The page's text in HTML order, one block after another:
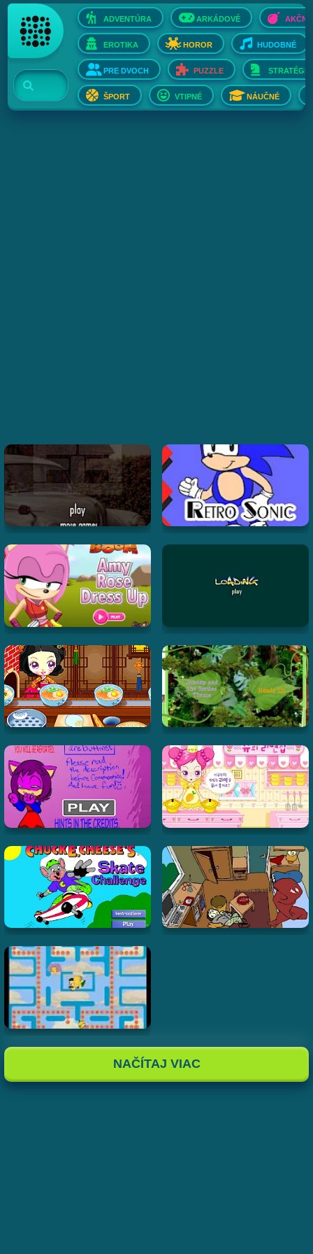
ADVENTÚRA ARKÁDOVÉ AKČNÉ
EROTIKA HOROR HUDOBNÉ
PRE DVOCH PUZZLE STRATÉGIE
ŠPORT VTIPNÉ NÁUČNÉ
NAČÍTAJ VIAC